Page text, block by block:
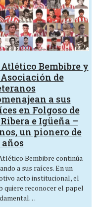
Bembibre y
de
a sus
en Folgoso de
e Igüeña –
un pionero de
años
Bembibre continúa
a sus raíces. En un
acto institucional, el
quiere reconocer el papel